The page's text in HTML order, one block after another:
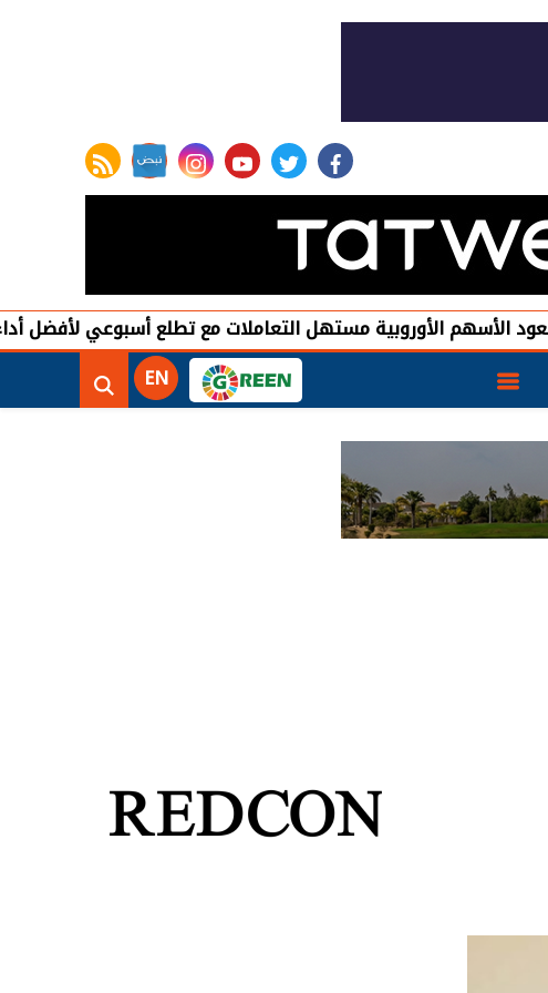
facebook
twitter
youtube
instagram
rss feed
مستهل التعاملات مع تطلع أسبوعي لأفضل أداء منذ يونيو
EN